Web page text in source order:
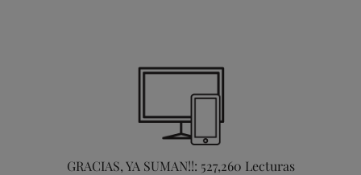
GRACIAS, YA SUMAN!!: 527,260 Lecturas